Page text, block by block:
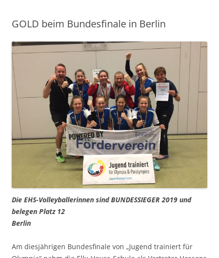
GOLD beim Bundesfinale in Berlin
Die EHS-Volleyballerinnen sind BUNDESSIEGER 2019 und
belegen Platz 12
Berlin
Am diesjährigen Bundesfinale von „Jugend trainiert für